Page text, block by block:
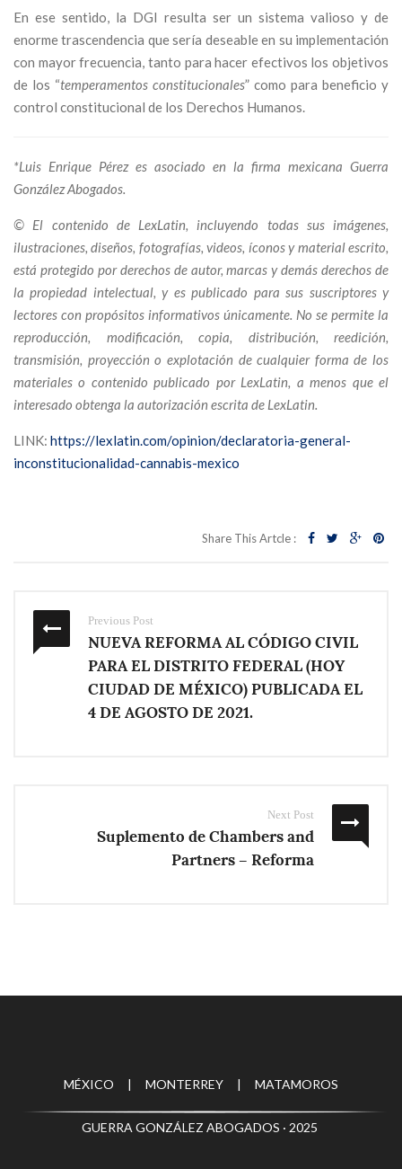
En ese sentido, la DGI resulta ser un sistema valioso y de
enorme trascendencia que sería deseable en su implementación
con mayor frecuencia, tanto para hacer efectivos los objetivos
de los “temperamentos constitucionales” como para beneficio y
control constitucional de los Derechos Humanos.
*Luis Enrique Pérez es asociado en la firma mexicana Guerra
González Abogados.
© El contenido de LexLatin, incluyendo todas sus imágenes,
ilustraciones, diseños, fotografías, videos, íconos y material escrito,
está protegido por derechos de autor, marcas y demás derechos de
la propiedad intelectual, y es publicado para sus suscriptores y
lectores con propósitos informativos únicamente. No se permite la
reproducción, modificación, copia, distribución, reedición,
transmisión, proyección o explotación de cualquier forma de los
materiales o contenido publicado por LexLatin, a menos que el
interesado obtenga la autorización escrita de LexLatin.
LINK: https://lexlatin.com/opinion/declaratoria-general-
inconstitucionalidad-cannabis-mexico
Share This Artcle :
Previous Post
NUEVA REFORMA AL CÓDIGO CIVIL
PARA EL DISTRITO FEDERAL (HOY
CIUDAD DE MÉXICO) PUBLICADA EL
4 DE AGOSTO DE 2021.
Next Post
Suplemento de Chambers and
Partners – Reforma
MÉXICO | MONTERREY | MATAMOROS
GUERRA GONZÁLEZ ABOGADOS · 2025